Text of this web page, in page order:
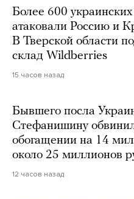
Более 600
атаковали Россию и
В Тверской области
склад Wildberries
15 часов назад
Бывшего посла
Стефанишину
обогащении на 14
около 25 миллионов
12 часов назад